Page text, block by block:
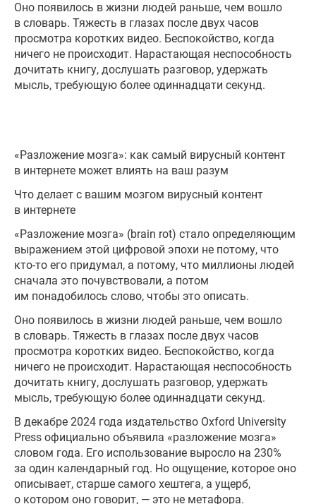
Оно появилось в жизни людей раньше, чем вошло
в словарь. Тяжесть в глазах после двух часов
просмотра коротких видео. Беспокойство, когда
ничего не происходит. Нарастающая неспособность
дочитать книгу, дослушать разговор, удержать
мысль, требующую более одиннадцати секунд.
«Разложение мозга»: как самый вирусный контент
в интернете может влиять на ваш разум
Что делает с вашим мозгом вирусный контент
в интернете
«Разложение мозга» (brain rot) стало определяющим
выражением этой цифровой эпохи не потому, что
кто-то его придумал, а потому, что миллионы людей
сначала это почувствовали, а потом
им понадобилось слово, чтобы это описать.
Оно появилось в жизни людей раньше, чем вошло
в словарь. Тяжесть в глазах после двух часов
просмотра коротких видео. Беспокойство, когда
ничего не происходит. Нарастающая неспособность
дочитать книгу, дослушать разговор, удержать
мысль, требующую более одиннадцати секунд.
В декабре 2024 года издательство Oxford University
Press официально объявила «разложение мозга»
словом года. Его использование выросло на 230%
за один календарный год. Но ощущение, которое оно
описывает, старше самого хештега, а ущерб,
о котором оно говорит, — это не метафора.